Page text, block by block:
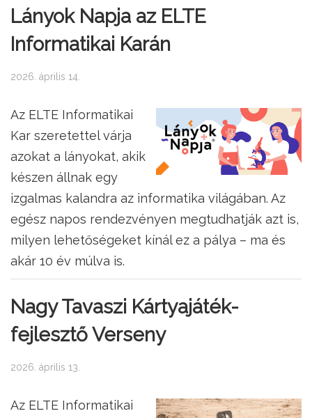
Lányok Napja az ELTE
Informatikai Karán
2026. április 14.
Az ELTE Informatikai
Kar szeretettel várja
azokat a lányokat, akik
készen állnak egy
izgalmas kalandra az informatika világában. Az
egész napos rendezvényen megtudhatják azt is,
milyen lehetőségeket kínál ez a pálya – ma és
akár 10 év múlva is.
Nagy Tavaszi Kártyajáték-
fejlesztő Verseny
2026. április 13.
Az ELTE Informatikai